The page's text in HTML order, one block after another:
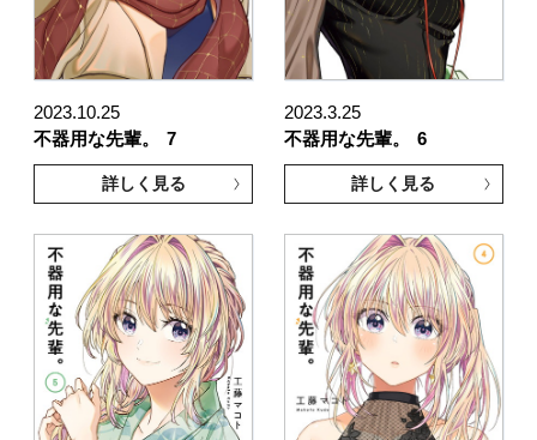
2023.10.25
不器用な先輩。
7
詳しく見る
2023.3.25
不器用な先輩。
6
詳しく見る